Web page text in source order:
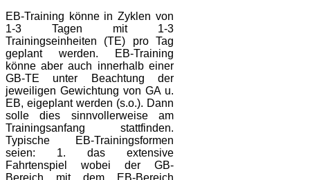
EB-Training könne in Zyklen von
1-3 Tagen mit 1-3
Trainingseinheiten (TE) pro Tag
geplant werden. EB-Training
könne aber auch innerhalb einer
GB-TE unter Beachtung der
jeweiligen Gewichtung von GA u.
EB, eigeplant werden (s.o.). Dann
solle dies sinnvollerweise am
Trainingsanfang stattfinden.
Typische EB-Trainingsformen
seien: 1. das extensive
Fahrtenspiel wobei der GB-